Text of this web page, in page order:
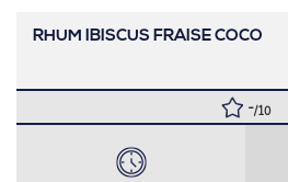
RHUM IBISCUS FRAISE COCO
-/10